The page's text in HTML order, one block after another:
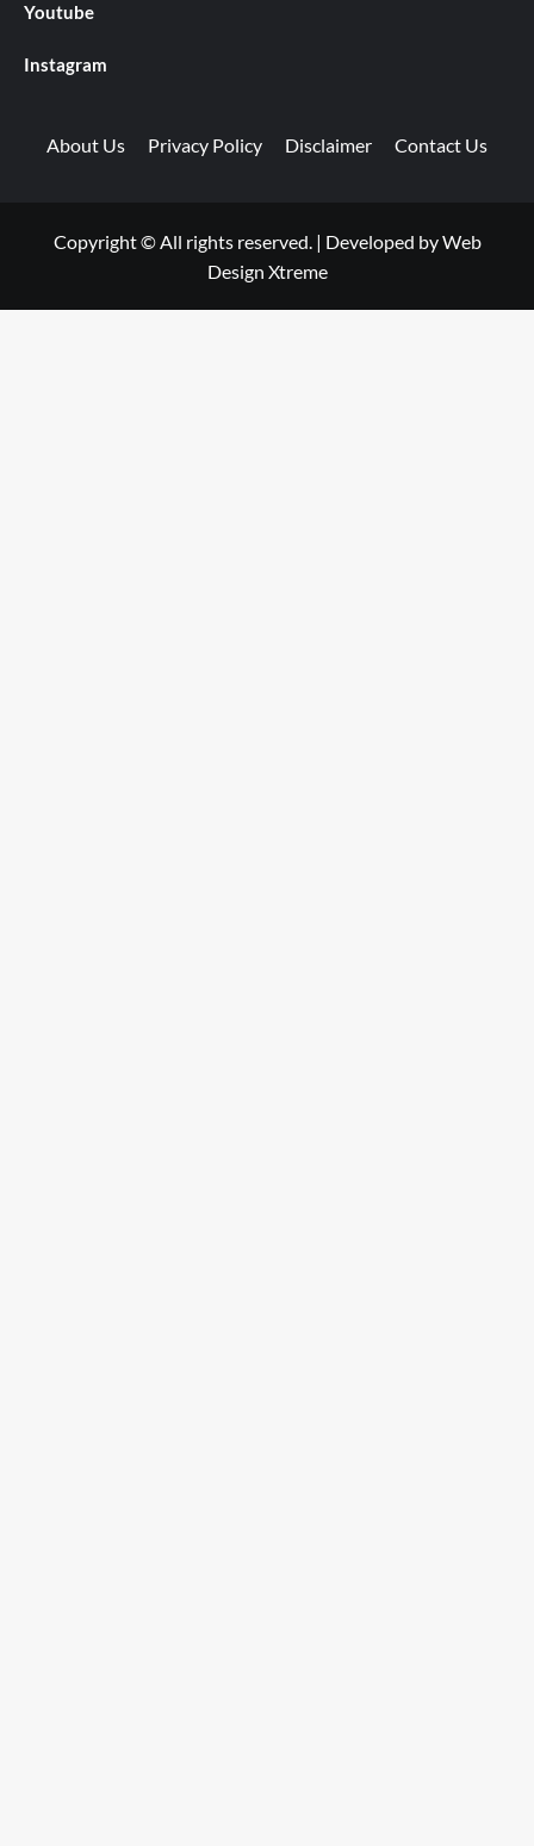
Youtube
Instagram
About Us Privacy Policy Disclaimer Contact Us
Copyright © All rights reserved. | Developed byWeb
Design Xtreme